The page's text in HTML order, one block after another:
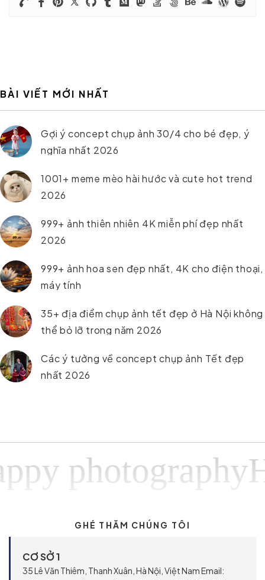
BÀI VIẾT MỚI NHẤT
Gợi ý concept chụp ảnh 30/4 cho bé đẹp, ý
nghĩa nhất 2026
1001+ meme mèo hài hước và cute hot trend
2026
999+ ảnh thiên nhiên 4K miễn phí đẹp nhất
2026
999+ ảnh hoa sen đẹp nhất, 4K cho điện thoại,
máy tính
35+ địa điểm chụp ảnh tết đẹp ở Hà Nội không
thể bỏ lỡ trong năm 2026
Các ý tưởng về concept chụp ảnh Tết đẹp
nhất 2026
GHÉ THĂM CHÚNG TÔI
CƠ SỞ 1
35 Lê Văn Thiêm, Thanh Xuân, Hà Nội, Việt Nam Email: